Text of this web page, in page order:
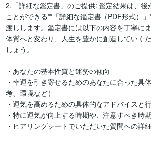
2.「詳細な鑑定書」のご提供: 鑑定結果は、後
ことができる**「詳細な鑑定書（PDF形式）
渡しします。鑑定書には以下の内容を丁寧に
体質へと変わり、人生を豊かに創造していく
しょう。
・あなたの基本性質と運勢の傾向
・幸運を引き寄せるためのあなたに合った具
考、環境など）
・運気を高めるための具体的なアドバイスと
・特に運気が向上する時期や、注意すべき時期
・ヒアリングシートでいただいた質問への詳